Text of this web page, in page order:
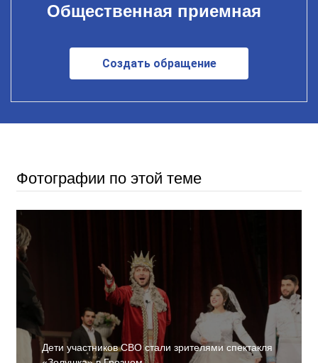
Общественная приемная
Создать обращение
Фотографии по этой теме
Дети участников СВО стали зрителями спектакля